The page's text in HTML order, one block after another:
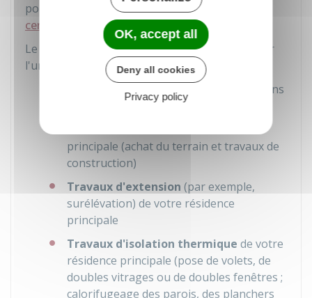
pouvez obtenir unprêt d'épargne-logement à
certaines conditions
Le prêt épargne logement peut servir à réaliser
l'une des opérations suivantes :
de votre résidence principale (dans
le neuf ou dans l'ancien)
principale (achat du terrain et travaux de
construction)
Travaux d'extension (par exemple,
surélévation) de votre résidence
principale
Travaux d'isolation thermique de votre
résidence principale (pose de volets, de
doubles vitrages ou de doubles fenêtres ;
calorifugeage des parois, des planchers
OK, accept all
Deny all cookies
Privacy policy